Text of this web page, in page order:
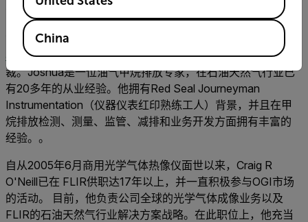
更紧凑的基础设施和更高的效率。
关于作者
Joshua Anhalt是GreenPath Energy，Ltd.的创始人兼总
裁。Joshua是一位油气甲烷排放专家，在石油天然气行业已
有20多年的从业经验。他拥有Red Seal Journeyman
Instrumentation（仪器仪表红印熟练工人）背景，并且在甲
烷排放检测、测量、监管、减排和业务开发方面拥有丰富的
经验。。
自从2005年6月商用光学气体热像仪面世以来，Craig R
O'Neill已在 FLIR供职达17年以上，并一直积极参与OGI市场
的活动。 目前，他负责公司全球的光学气体成像业务以及
FLIR的石油天然气行业解决方案战略。在此职位上，他充当
China